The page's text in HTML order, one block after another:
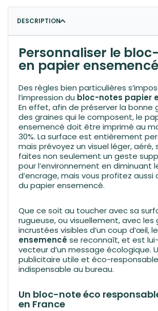
DESCRIPTION
Personnaliser le
en papier ensemencé
Des règles bien particulières
l’impression du bloc-notes papier
En effet, afin de préserver la bonne
des graines qui le composent, le
ensemencé doit être imprimé au
30%. La surface est entièrement
mais prévoyez un visuel léger, aéré,
faites non seulement un geste
pour l’environnement en diminuant
d’encrage, mais vous profitez aussi
du papier ensemencé.
Que ce soit au toucher avec sa
rugueuse, ou visuellement, avec les
incrustées visibles d’un coup d’œil, le
ensemencése reconnaît, et est
vecteur d’un message écologique.
publicitaire utile et éco-
indispensable au bureau.
Un bloc-note éco
en France